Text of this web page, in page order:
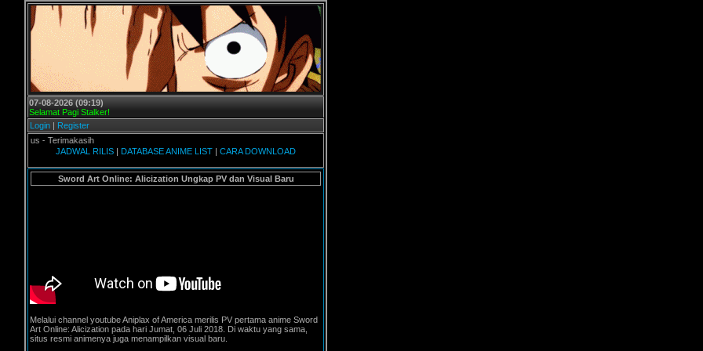
07-08-2026 (09:19)
Selamat Pagi Stalker!
Login | Register
Terimakasih
JADWAL RILIS | DATABASE ANIME LIST | CARA DOWNLOAD
Sword Art Online: Alicization Ungkap PV dan Visual Baru
Melalui channel youtube Aniplax of America merilis PV pertama anime Sword
Art Online: Alicization pada hari Jumat, 06 Juli 2018. Di waktu yang sama,
situs resmi animenya juga menampilkan visual baru.